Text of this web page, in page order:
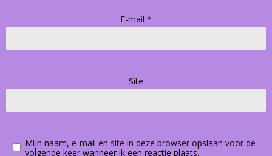
E-mail *
Site
Mijn naam, e-mail en site in deze browser opslaan voor de
volgende keer wanneer ik een reactie plaats.